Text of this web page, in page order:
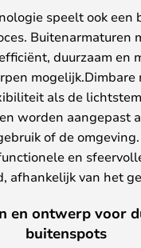
speelt ook een
Buitenarmaturen
duurzaam en
mogelijk.Dimbare
als de
worden aangepast
of de
en
afhankelijk van het
en ontwerp voor
buitenspots